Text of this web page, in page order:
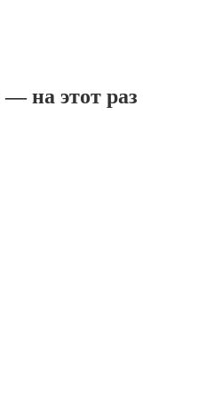
на этот раз